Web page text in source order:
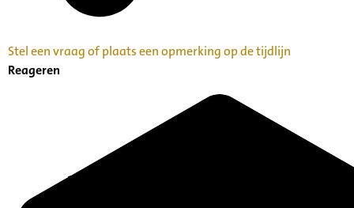
Stel een vraag of plaats een opmerking op de tijdlijn
Reageren